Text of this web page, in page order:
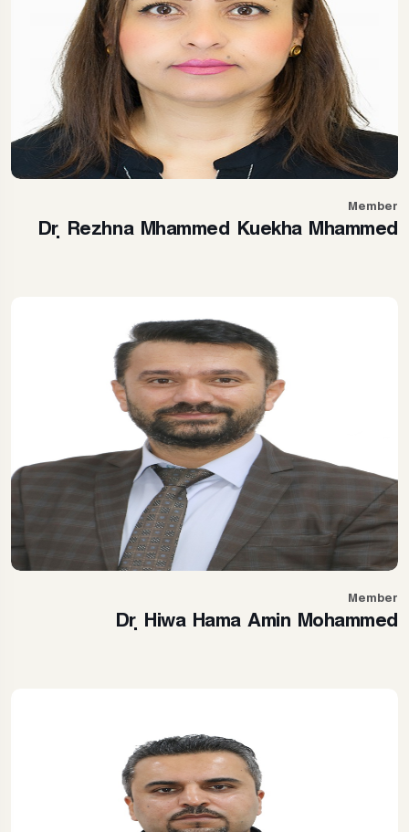
Member
Dr. Rezhna Mhammed Kuekha Mhammed
Member
Dr. Hiwa Hama Amin Mohammed